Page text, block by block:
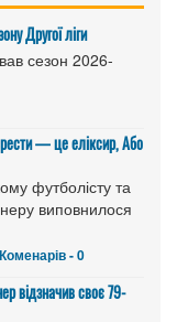
Другої ліги
сезон 2026-
— це еліксир, Або
футболісту та
виповнилося
Коменарів - 0
відзначив своє 79-